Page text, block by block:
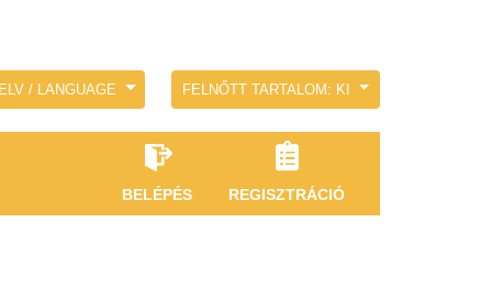
/ LANGUAGE FELNŐTT TARTALOM: KI
BELÉPÉS REGISZTRÁCIÓ